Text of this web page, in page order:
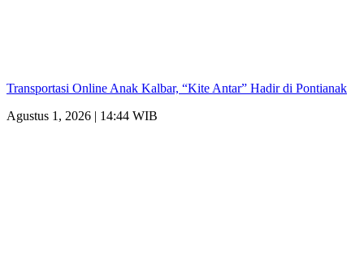
Transportasi Online Anak Kalbar, “Kite Antar” Hadir di Pontianak
Agustus 1, 2026 | 14:44 WIB